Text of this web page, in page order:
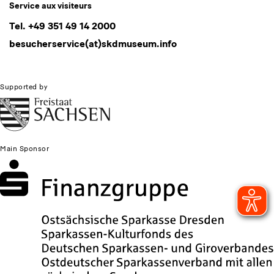
* Pflichtfeld
I agree to the privacy policy.*
Bitte wählen Sie mindestens einen Newsletter aus.
Newsletter Staatlichen Kunstsammlungen Dresden
Newsletter Albertinum
Newsletter Tourismus
Service aux visiteurs
Tel. +49 351 49 14 2000
besucherservice(at)skdmuseum.info
Supported by
Main Sponsor